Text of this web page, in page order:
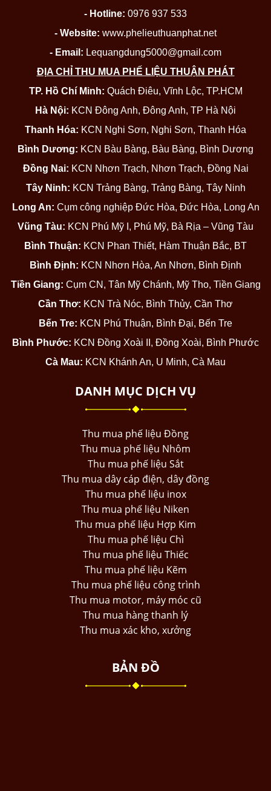
- Hotline: 0976 937 533
- Website: www.phelieuthuanphat.net
- Email: Lequangdung5000@gmail.com
ĐỊA CHỈ THU MUA PHẾ LIỆU THUẬN PHÁT
TP. Hồ Chí Minh: Quách Điêu, Vĩnh Lộc, TP.HCM
Hà Nội: KCN Đông Anh, Đông Anh, TP Hà Nội
Thanh Hóa: KCN Nghi Sơn, Nghi Sơn, Thanh Hóa
Bình Dương: KCN Bàu Bàng, Bàu Bàng, Bình Dương
Đồng Nai: KCN Nhơn Trạch, Nhơn Trạch, Đồng Nai
Tây Ninh: KCN Trảng Bàng, Trảng Bàng, Tây Ninh
Long An: Cụm công nghiệp Đức Hòa, Đức Hòa, Long An
Vũng Tàu: KCN Phú Mỹ I, Phú Mỹ, Bà Rịa – Vũng Tàu
Bình Thuận: KCN Phan Thiết, Hàm Thuận Bắc, BT
Bình Định: KCN Nhơn Hòa, An Nhơn, Bình Định
Tiền Giang: Cụm CN, Tân Mỹ Chánh, Mỹ Tho, Tiền Giang
Cần Thơ: KCN Trà Nóc, Bình Thủy, Cần Thơ
Bến Tre: KCN Phú Thuận, Bình Đại, Bến Tre
Bình Phước: KCN Đồng Xoài II, Đồng Xoài, Bình Phước
Cà Mau: KCN Khánh An, U Minh, Cà Mau
DANH MỤC DỊCH VỤ
Thu mua phế liệu Đồng
Thu mua phế liệu Nhôm
Thu mua phế liệu Sắt
Thu mua dây cáp điện, dây đồng
Thu mua phế liệu inox
Thu mua phế liệu Niken
Thu mua phế liệu Hợp Kim
Thu mua phế liệu Chì
Thu mua phế liệu Thiếc
Thu mua phế liệu Kẽm
Thu mua phế liệu công trình
Thu mua motor, máy móc cũ
Thu mua hàng thanh lý
Thu mua xác kho, xưởng
BẢN ĐỒ